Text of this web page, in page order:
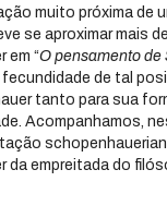
muito próxima de
se aproximar mais
em “O pensamento de
de tal
tanto para sua
Acompanhamos,
da empreitada do